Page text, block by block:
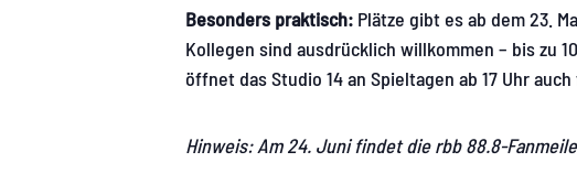
Besonders praktisch: Plätze gibt es ab dem 23.
Kollegen sind ausdrücklich willkommen – bis zu
öffnet das Studio 14 an Spieltagen ab 17 Uhr
Hinweis: Am 24. Juni findet die rbb 88.8-